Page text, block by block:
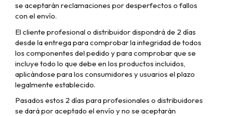
se aceptarán reclamaciones por desperfectos o fallos
con el envío.
El cliente profesional o distribuidor dispondrá de 2 días
desde la entrega para comprobar la integridad de todos
los componentes del pedido y para comprobar que se
incluye todo lo que debe en los productos incluidos,
aplicándose para los consumidores y usuarios el plazo
legalmente establecido.
Pasados estos 2 días para profesionales o distribuidores
se dará por aceptado el envío y no se aceptarán